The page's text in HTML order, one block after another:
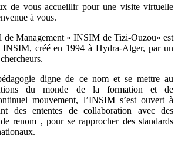
de vous accueillir pour une visite virtuelle
à vous.
de Management « INSIM de Tizi-Ouzou» est
créé en 1994 à Hydra-Alger, par un
digne de ce nom et se mettre au
du monde de la formation et de
mouvement, l’INSIM s’est ouvert à
des ententes de collaboration avec des
renom , pour se rapprocher des standards